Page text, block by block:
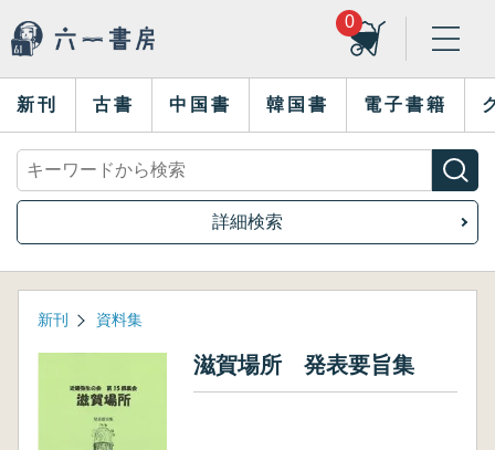
0
新刊 古書 中国書 韓国書 電子書籍
詳細検索
新刊 資料集
滋賀場所 発表要旨集